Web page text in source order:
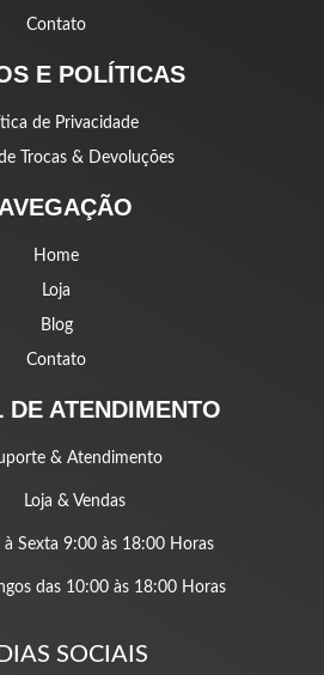
Contato
E POLÍTICAS
de Privacidade
Trocas & Devoluções
Home
Loja
Blog
Contato
DE ATENDIMENTO
& Atendimento
Loja & Vendas
à Sexta 9:00 às 18:00 Horas
das 10:00 às 18:00 Horas
SOCIAIS